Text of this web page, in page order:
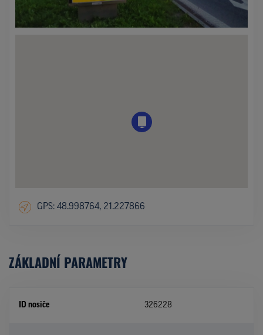
GPS: 48.998764, 21.227866
ZÁKLADNÍ PARAMETRY
ID nosiče 326228